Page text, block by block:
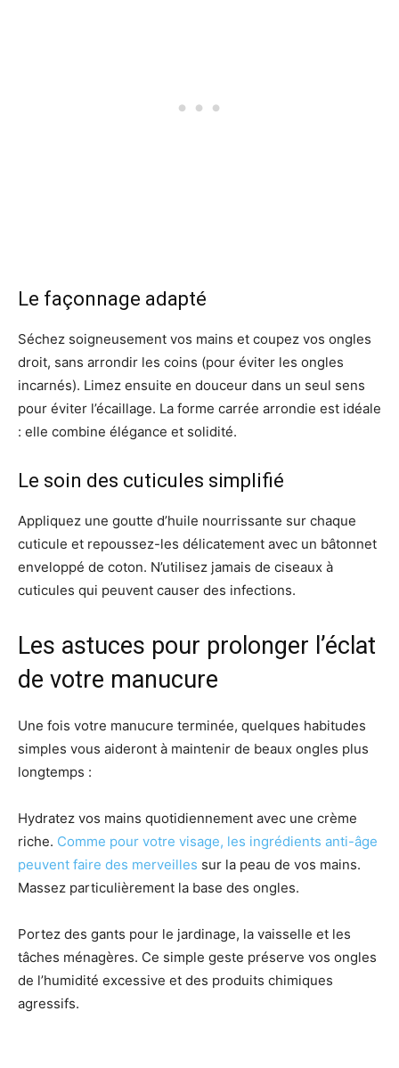
Le façonnage adapté
Séchez soigneusement vos mains et coupez vos ongles
droit, sans arrondir les coins (pour éviter les ongles
incarnés). Limez ensuite en douceur dans un seul sens
pour éviter l’écaillage. La forme carrée arrondie est idéale
: elle combine élégance et solidité.
Le soin des cuticules simplifié
Appliquez une goutte d’huile nourrissante sur chaque
cuticule et repoussez-les délicatement avec un bâtonnet
enveloppé de coton. N’utilisez jamais de ciseaux à
cuticules qui peuvent causer des infections.
Les astuces pour prolonger l’éclat
de votre manucure
Une fois votre manucure terminée, quelques habitudes
simples vous aideront à maintenir de beaux ongles plus
longtemps :
Hydratez vos mains quotidiennement avec une crème
riche. Comme pour votre visage, les ingrédients anti-âge
peuvent faire des merveilles sur la peau de vos mains.
Massez particulièrement la base des ongles.
Portez des gants pour le jardinage, la vaisselle et les
tâches ménagères. Ce simple geste préserve vos ongles
de l’humidité excessive et des produits chimiques
agressifs.